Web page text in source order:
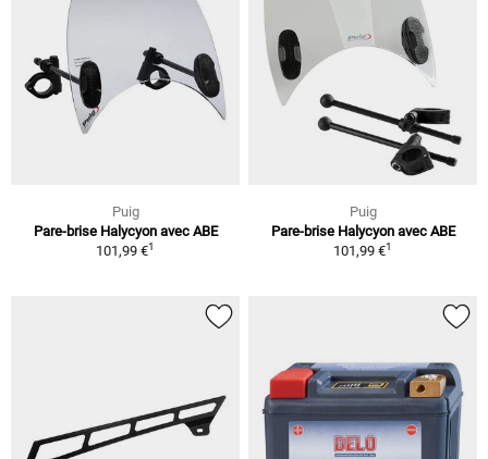
Puig
Pare-brise Halycyon avec ABE
101,99 €1
Puig
Pare-brise Halycyon avec ABE
101,99 €1